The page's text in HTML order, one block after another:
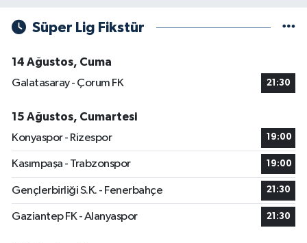
Süper Lig Fikstür
14 Ağustos, Cuma
Galatasaray - Çorum FK
21:30
15 Ağustos, Cumartesi
Konyaspor - Rizespor
19:00
Kasımpaşa - Trabzonspor 19:00
Gençlerbirliği S.K. - Fenerbahçe 21:30
Gaziantep FK - Alanyaspor 21:30